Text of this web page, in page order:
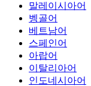
말레이시아어
벵골어
베트남어
스페인어
아랍어
이탈리아어
인도네시아어